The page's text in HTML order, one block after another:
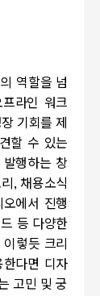
역할을 넘
프라인 워크
기회를 제
할 수 있는
발행하는 창
, 채용소식
오에서 진행
등 다양한
이렇듯 크리
다면 디자
고민 및 궁